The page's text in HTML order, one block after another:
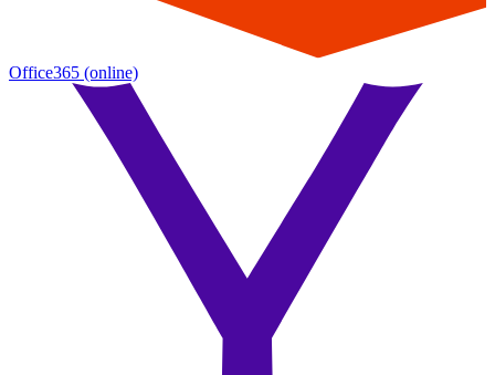
Office365 (online)